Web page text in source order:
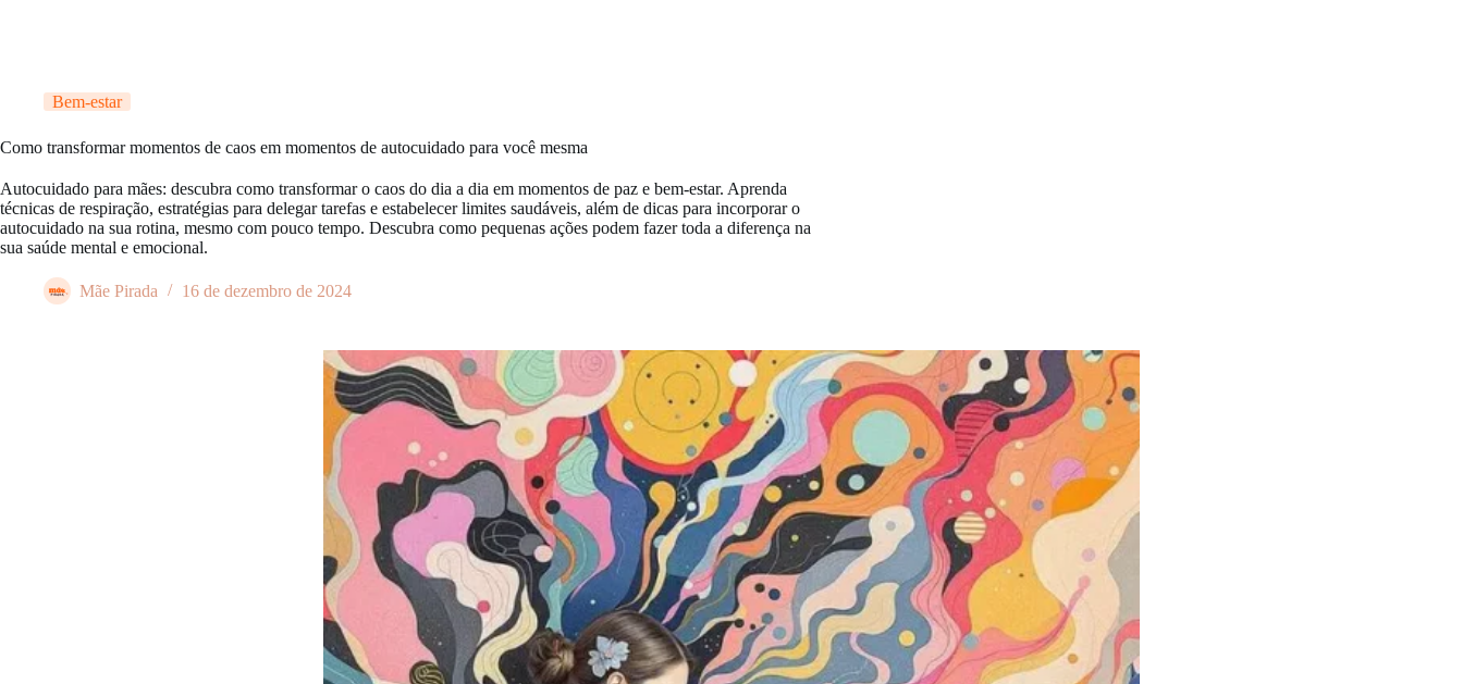
Bem-estar
Como transformar momentos de caos em momentos de autocuidado para você mesma
Autocuidado para mães: descubra como transformar o caos do dia a dia em momentos de paz e bem-estar. Aprenda
técnicas de respiração, estratégias para delegar tarefas e estabelecer limites saudáveis, além de dicas para incorporar o
autocuidado na sua rotina, mesmo com pouco tempo. Descubra como pequenas ações podem fazer toda a diferença na
sua saúde mental e emocional.
Mãe Pirada 16 de dezembro de 2024